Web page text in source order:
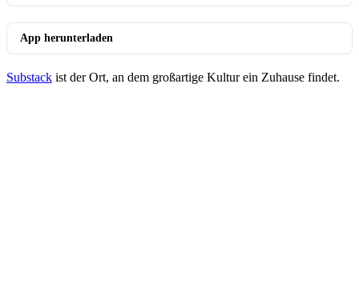
App herunterladen
Substack ist der Ort, an dem großartige Kultur ein Zuhause findet.